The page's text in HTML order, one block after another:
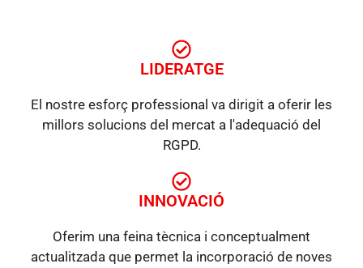
LIDERATGE
El nostre esforç professional va dirigit a oferir les
millors solucions del mercat a l'adequació del
RGPD.
INNOVACIÓ
Oferim una feina tècnica i conceptualment
actualitzada que permet la incorporació de noves